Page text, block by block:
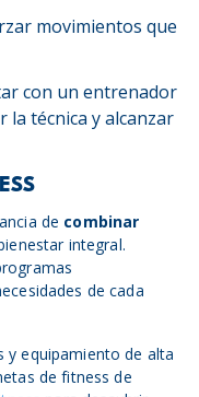
movimientos que
con un entrenador
la técnica y alcanzar
de combinar
integral.
de cada
y equipamiento de alta
de fitness de